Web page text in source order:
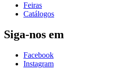
Feiras
Catálogos
Siga-nos em
Facebook
Instagram